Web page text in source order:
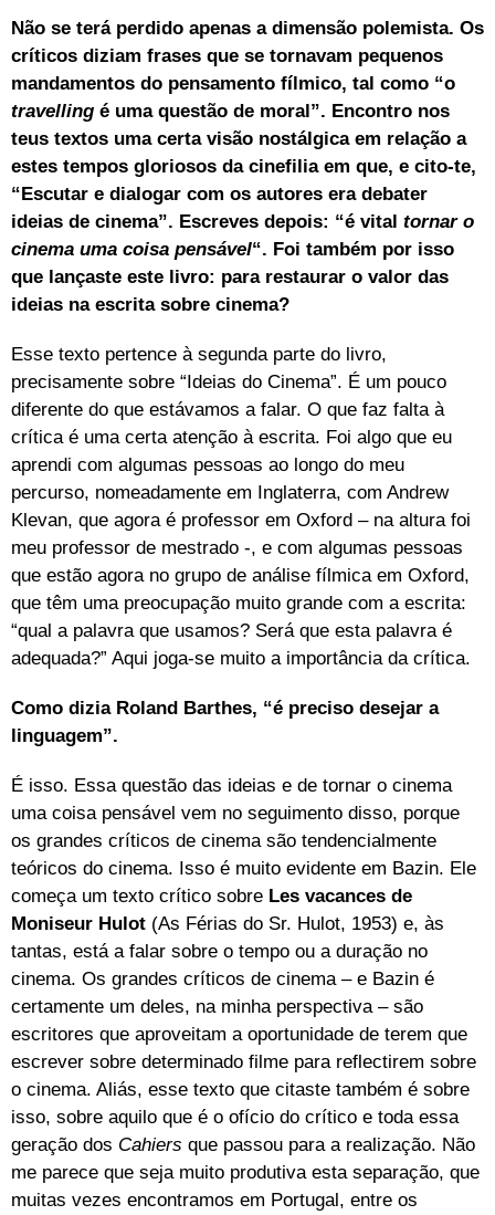
Não se terá perdido apenas a dimensão polemista. Os
críticos diziam frases que se tornavam pequenos
mandamentos do pensamento fílmico, tal como “o
travelling é uma questão de moral”. Encontro nos
teus textos uma certa visão nostálgica em relação a
estes tempos gloriosos da cinefilia em que, e cito-te,
“Escutar e dialogar com os autores era debater
ideias de cinema”. Escreves depois: “é vital tornar o
cinema uma coisa pensável“. Foi também por isso
que lançaste este livro: para restaurar o valor das
ideias na escrita sobre cinema?
Esse texto pertence à segunda parte do livro,
precisamente sobre “Ideias do Cinema”. É um pouco
diferente do que estávamos a falar. O que faz falta à
crítica é uma certa atenção à escrita. Foi algo que eu
aprendi com algumas pessoas ao longo do meu
percurso, nomeadamente em Inglaterra, com Andrew
Klevan, que agora é professor em Oxford – na altura foi
meu professor de mestrado -, e com algumas pessoas
que estão agora no grupo de análise fílmica em Oxford,
que têm uma preocupação muito grande com a escrita:
“qual a palavra que usamos? Será que esta palavra é
adequada?” Aqui joga-se muito a importância da crítica.
Como dizia Roland Barthes, “é preciso desejar a
linguagem”.
É isso. Essa questão das ideias e de tornar o cinema
uma coisa pensável vem no seguimento disso, porque
os grandes críticos de cinema são tendencialmente
teóricos do cinema. Isso é muito evidente em Bazin. Ele
começa um texto crítico sobre Les vacances de
Moniseur Hulot (As Férias do Sr. Hulot, 1953) e, às
tantas, está a falar sobre o tempo ou a duração no
cinema. Os grandes críticos de cinema – e Bazin é
certamente um deles, na minha perspectiva – são
escritores que aproveitam a oportunidade de terem que
escrever sobre determinado filme para reflectirem sobre
o cinema. Aliás, esse texto que citaste também é sobre
isso, sobre aquilo que é o ofício do crítico e toda essa
geração dos Cahiers que passou para a realização. Não
me parece que seja muito produtiva esta separação, que
muitas vezes encontramos em Portugal, entre os